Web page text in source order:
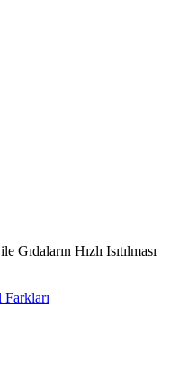
Hızlı Isıtılması